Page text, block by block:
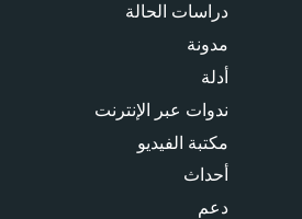
دراسات الحالة
مدونة
ندوات عبر الإنترنت
مكتبة الفيديو
أحداث